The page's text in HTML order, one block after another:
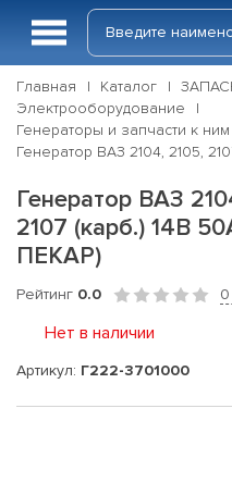
Главная Каталог
Электрооборудование
Генераторы и запчасти к
Генератор ВАЗ 2104, 2105,
Генератор ВАЗ
2107 (карб.) 14В
ПЕКАР)
Рейтинг 0.0
Нет в наличии
Артикул: Г222-3701000